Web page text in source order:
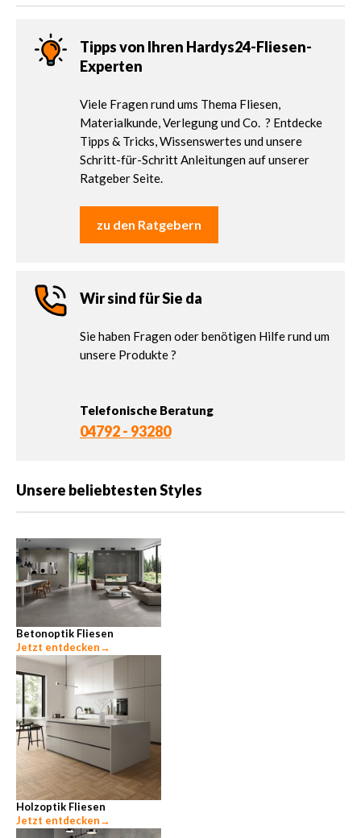
Tipps von Ihren Hardys24-Fliesen-
Experten
Viele Fragen rund ums Thema Fliesen,
Materialkunde, Verlegung und Co. ? Entdecke
Tipps & Tricks, Wissenswertes und unsere
Schritt-für-Schritt Anleitungen auf unserer
Ratgeber Seite.
zu den Ratgebern
Wir sind für Sie da
Sie haben Fragen oder benötigen Hilfe rund um
unsere Produkte ?
Telefonische Beratung
04792 - 93280
Unsere beliebtesten Styles
Betonoptik Fliesen
Jetzt entdecken→
Holzoptik Fliesen
Jetzt entdecken→